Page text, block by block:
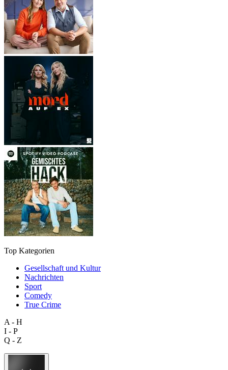
Top Kategorien
Gesellschaft und Kultur
Nachrichten
Sport
Comedy
True Crime
A - H
I - P
Q - Z